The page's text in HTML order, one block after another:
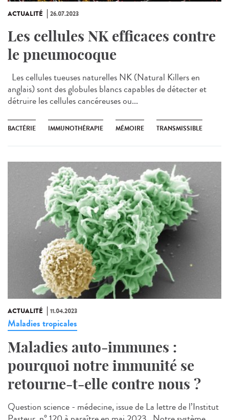
ACTUALITÉ 26.07.2023
Les cellules NK efficaces contre
le pneumocoque
Les cellules tueuses naturelles NK (Natural Killers en
anglais) sont des globules blancs capables de détecter et
détruire les cellules cancéreuses ou...
BACTÉRIE IMMUNOTHÉRAPIE MÉMOIRE TRANSMISSIBLE
ACTUALITÉ 11.04.2023
Maladies tropicales
Maladies auto-immunes :
pourquoi notre immunité se
retourne-t-elle contre nous ?
Question science - médecine, issue de La lettre de l’Institut